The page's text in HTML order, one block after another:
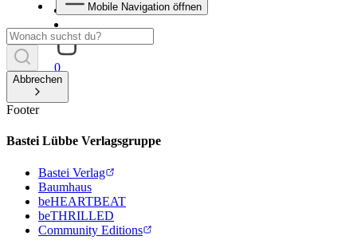
0
Mobile Navigation öffnen
Abbrechen
Footer
Bastei Lübbe Verlagsgruppe
Bastei Verlag
Baumhaus
beHEARTBEAT
beTHRILLED
Community Editions